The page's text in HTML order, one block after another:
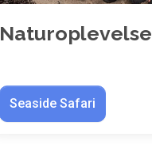
Naturoplevelse
Seaside Safari